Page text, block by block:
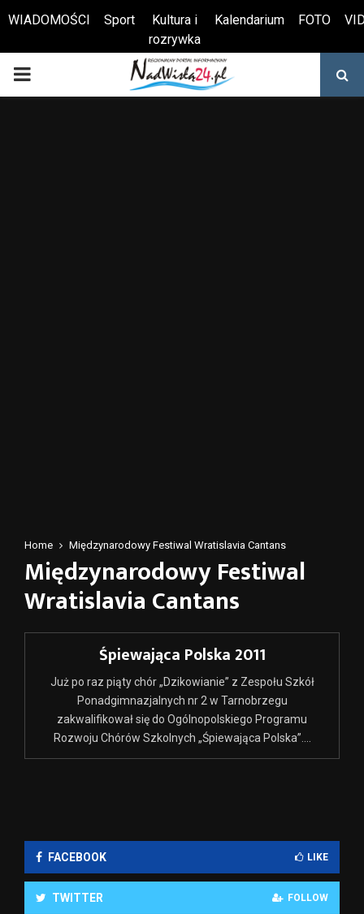
Otwórz pasek narzędzi
WIADOMOŚCI Sport
Kultura i
rozrywka
Kalendarium FOTO
PRIMARY
Home Międzynarodowy Festiwal Wratislavia Cantans
Międzynarodowy Festiwal
Wratislavia Cantans
Śpiewająca Polska 2011
Już po raz piąty chór „Dzikowianie” z Zespołu Szkół
Ponadgimnazjalnych nr 2 w Tarnobrzegu
zakwalifikował się do Ogólnopolskiego Programu
Rozwoju Chórów Szkolnych „Śpiewająca Polska”....
FACEBOOK LIKE
TWITTER FOLLOW